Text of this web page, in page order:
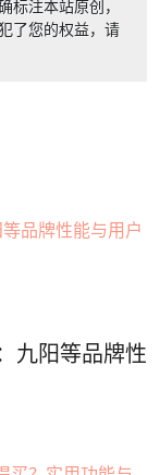
标注本站原创，
了您的权益，请
九阳等品牌性